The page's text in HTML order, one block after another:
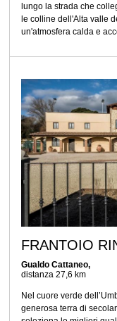
lungo la strada che
le colline dell'Alta valle
un'atmosfera calda e
FRANTOIO
Gualdo Cattaneo,
distanza 27,6 km
Nel cuore verde
generosa terra di